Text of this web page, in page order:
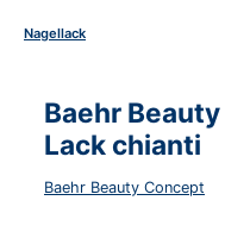
Nagellack
Baehr
Lack chianti
Baehr Beauty Concept